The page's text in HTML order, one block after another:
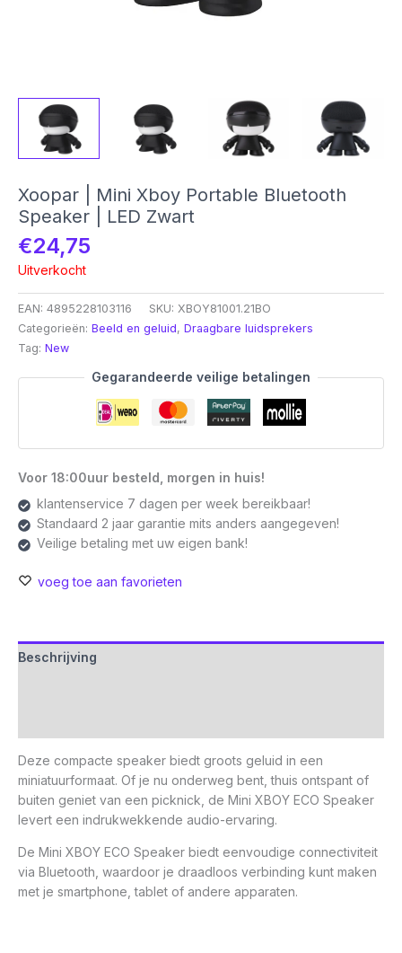
Xoopar | Mini Xboy Portable Bluetooth
Speaker | LED Zwart
€24,75
Uitverkocht
EAN: 4895228103116 SKU: XBOY81001.21BO
Categorieën: Beeld en geluid, Draagbare luidsprekers
Tag: New
Gegarandeerde veilige betalingen
Voor 18:00uur besteld, morgen in huis!
klantenservice 7 dagen per week bereikbaar!
Standaard 2 jaar garantie mits anders aangegeven!
Veilige betaling met uw eigen bank!
voeg toe aan favorieten
Beschrijving
Deze compacte speaker biedt groots geluid in een
miniatuurformaat. Of je nu onderweg bent, thuis ontspant of
buiten geniet van een picknick, de Mini XBOY ECO Speaker
levert een indrukwekkende audio-ervaring.
De Mini XBOY ECO Speaker biedt eenvoudige connectiviteit
via Bluetooth, waardoor je draadloos verbinding kunt maken
met je smartphone, tablet of andere apparaten.